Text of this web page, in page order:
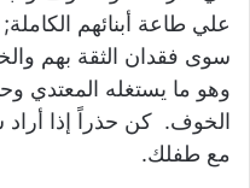
علي طاعة أبنائهم
سوى فقدان الثقة بهم
وهو ما يستغله المعتدي
الخوف. كن حذراً إذا
مع طفلك.